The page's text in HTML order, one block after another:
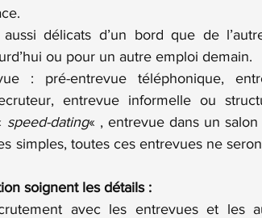
délicats d’un bord que de
ou pour un autre emploi demain.
: pré-entrevue téléphonique,
entrevue informelle ou
speed-dating« , entrevue dans un
simples, toutes ces entrevues ne
soignent les détails :
avec les entrevues et les